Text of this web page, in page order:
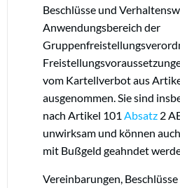
Beschlüsse und
Anwendungsbereich der
vom Kartellverbot aus
ausgenommen. Sie sind
nach Artikel 101 Absatz 2
unwirksam und können
mit Bußgeld geahndet
Vereinbarungen,